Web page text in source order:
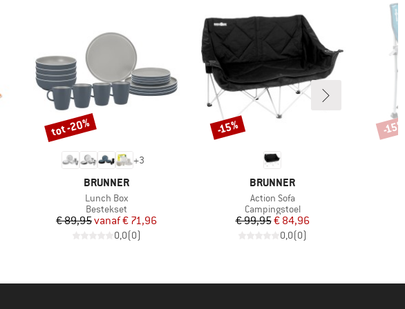
+3
MERK
BRUNNER
Artikel
Lunch Box
Productgroep
Bestekset
Prijs
€ 89,95 Verlaagde prijs
vanaf€ 71,96
0,0(0)
Korting
tot -20%
MERK
BRUNNER
Artikel
Action Sofa
Productgroep
Campingstoel
Prijs
€ 99,95Verlaagde prijs
€ 84,96
0,0(0)
Korting
-15% -